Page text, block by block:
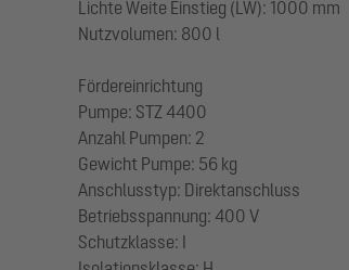
Lichte Weite Einstieg (LW): 1000 mm
Nutzvolumen: 800 l
Fördereinrichtung
Pumpe: STZ 4400
Anzahl Pumpen: 2
Gewicht Pumpe: 56 kg
Anschlusstyp: Direktanschluss
Betriebsspannung: 400 V
Schutzklasse: I